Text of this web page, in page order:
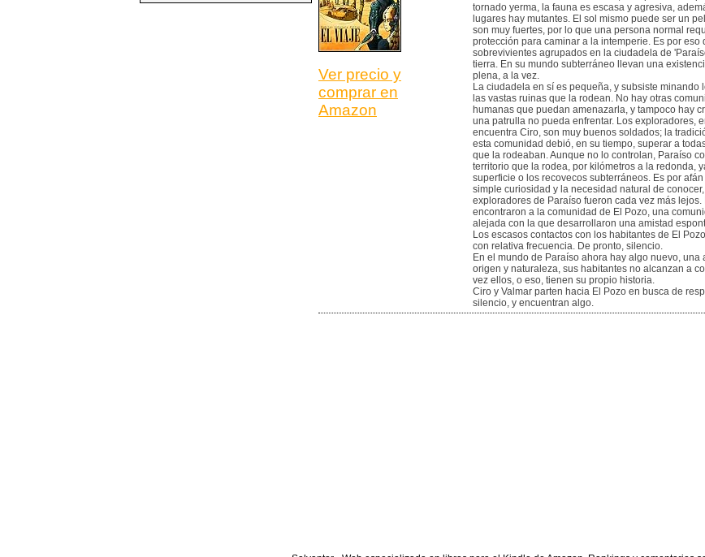
Ver precio y
comprar en
Amazon
tornado yerma, la fauna es escasa y agresiva,
lugares hay mutantes. El sol mismo puede ser un
son muy fuertes, por lo que una persona normal
protección para caminar a la intemperie. Es por eso
sobrevivientes agrupados en la ciudadela de
tierra. En su mundo subterráneo llevan una
plena, a la vez.
La ciudadela en sí es pequeña, y subsiste minando
las vastas ruinas que la rodean. No hay otras
humanas que puedan amenazarla, y tampoco hay
una patrulla no pueda enfrentar. Los exploradores,
encuentra Ciro, son muy buenos soldados; la
esta comunidad debió, en su tiempo, superar a
que la rodeaban. Aunque no lo controlan, Paraíso
territorio que la rodea, por kilómetros a la redonda,
superficie o los recovecos subterráneos. Es por
simple curiosidad y la necesidad natural de
exploradores de Paraíso fueron cada vez más lejos.
encontraron a la comunidad de El Pozo, una
alejada con la que desarrollaron una amistad
Los escasos contactos con los habitantes de El
con relativa frecuencia. De pronto, silencio.
En el mundo de Paraíso ahora hay algo nuevo, una
origen y naturaleza, sus habitantes no alcanzan a
vez ellos, o eso, tienen su propio historia.
Ciro y Valmar parten hacia El Pozo en busca de
silencio, y encuentran algo.